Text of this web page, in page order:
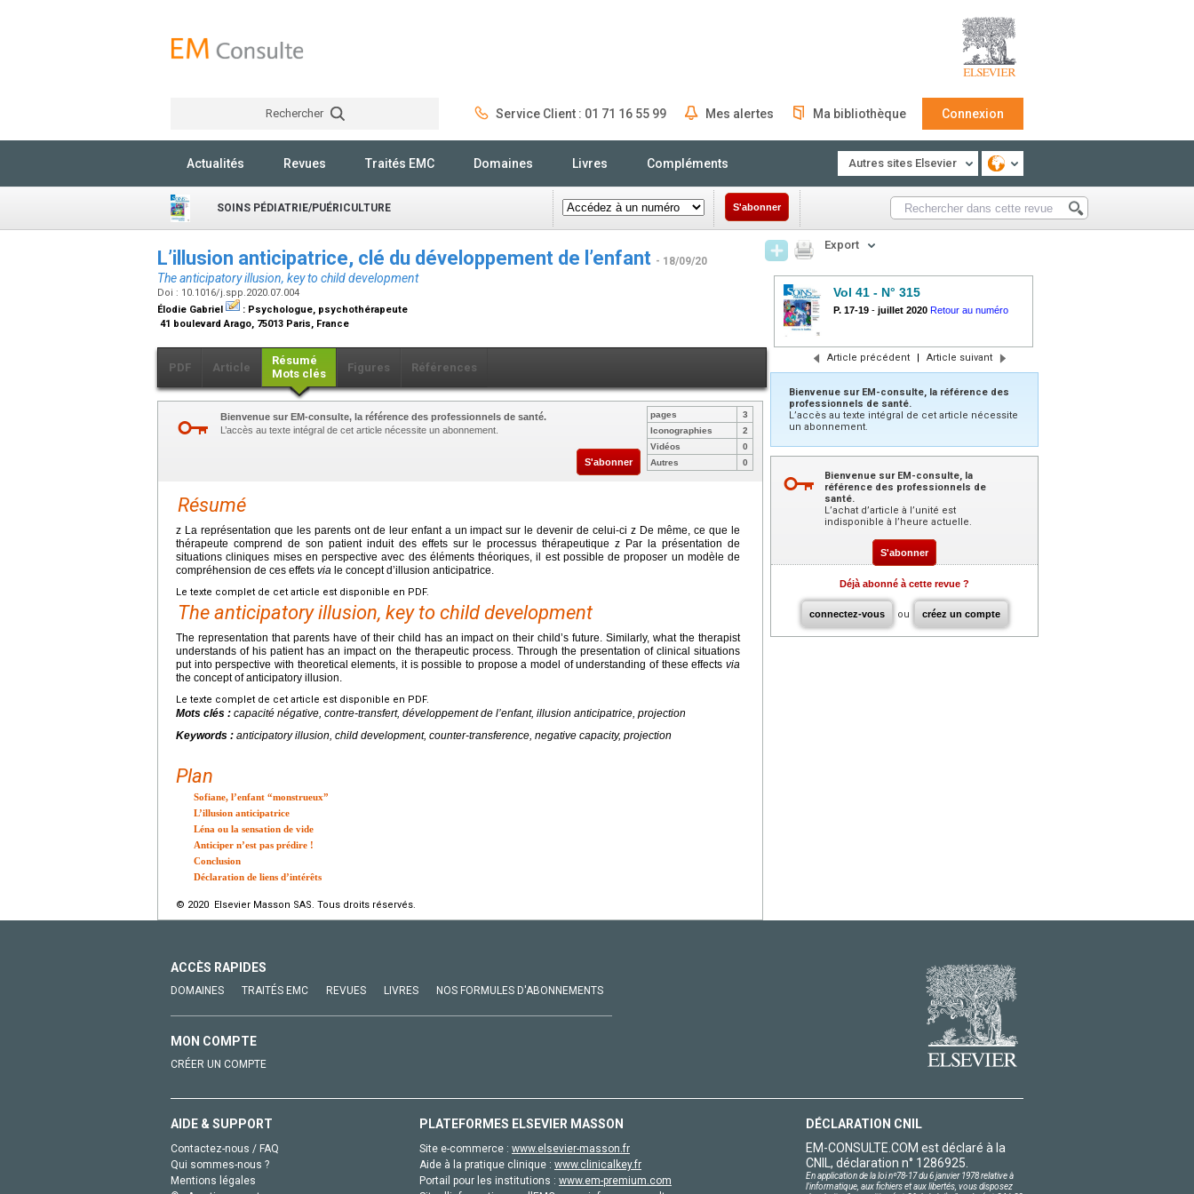
Rechercher Service Client : 01 71 16 55 99 Mes alertes Ma bibliothèque Connexion
Actualités Revues Traités EMC Domaines Livres Compléments Autres sites Elsevier
SOINS PÉDIATRIE/PUÉRICULTURE S'abonner
L’illusion anticipatrice, clé du développement de l’enfant - 18/09/20
The anticipatory illusion, key to child development
Doi : 10.1016/j.spp.2020.07.004
Élodie Gabriel
: Psychologue, psychothérapeute
41 boulevard Arago, 75013 Paris, France
PDF Article
Résumé
Mots clés
Figures Références
Bienvenue sur EM-consulte, la référence des professionnels de santé.
L’accès au texte intégral de cet article nécessite un abonnement.
S'abonner
pages
3
Iconographies
2
Vidéos
0
Autres
0
Résumé
z La représentation que les parents ont de leur enfant a un impact sur le devenir de celui-ci z De même, ce que le
thérapeute comprend de son patient induit des effets sur le processus thérapeutique z Par la présentation de
situations cliniques mises en perspective avec des éléments théoriques, il est possible de proposer un modèle de
compréhension de ces effets via le concept d’illusion anticipatrice.
Le texte complet de cet article est disponible en PDF.
The anticipatory illusion, key to child development
The representation that parents have of their child has an impact on their child’s future. Similarly, what the therapist
understands of his patient has an impact on the therapeutic process. Through the presentation of clinical situations
put into perspective with theoretical elements, it is possible to propose a model of understanding of these effects via
the concept of anticipatory illusion.
Le texte complet de cet article est disponible en PDF.
Mots clés : capacité négative, contre-transfert, développement de l’enfant, illusion anticipatrice, projection
Keywords : anticipatory illusion, child development, counter-transference, negative capacity, projection
Plan
Sofiane, l’enfant “monstrueux”
L’illusion anticipatrice
Léna ou la sensation de vide
Anticiper n’est pas prédire !
Conclusion
Déclaration de liens d’intérêts
© 2020 Elsevier Masson SAS. Tous droits réservés.
Export
Vol 41 - N° 315
P. 17-19 - juillet 2020 Retour au numéro
Article précédent | Article suivant
Bienvenue sur EM-consulte, la référence des
professionnels de santé.
L’accès au texte intégral de cet article nécessite
un abonnement.
Bienvenue sur EM-consulte, la
référence des professionnels de
santé.
L’achat d’article à l’unité est
indisponible à l’heure actuelle.
S'abonner
Déjà abonné à cette revue ?
connectez-vous ou créez un compte
ACCÈS RAPIDES
DOMAINES TRAITÉS EMC REVUES LIVRES NOS FORMULES D'ABONNEMENTS
MON COMPTE
CRÉER UN COMPTE
AIDE & SUPPORT
Contactez-nous / FAQ
Qui sommes-nous ?
Mentions légales
PLATEFORMES ELSEVIER MASSON
Site e-commerce : www.elsevier-masson.fr
Aide à la pratique clinique : www.clinicalkey.fr
Portail pour les institutions : www.em-premium.com
DÉCLARATION CNIL
EM-CONSULTE.COM est déclaré à la
CNIL, déclaration n° 1286925.
En application de la loi nº78-17 du 6 janvier 1978 relative à
l'informatique, aux fichiers et aux libertés, vous disposez